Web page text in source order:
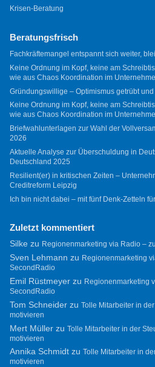
Krisen-Beratung
Beratungsfrisch
Fachkräftemangel entspannt sich weiter,
Keine Ordnung im Kopf, keine am
wie aus Chaos Koordination im
Gründungswillige – Optimismus getrübt
Keine Ordnung im Kopf, keine am
wie aus Chaos Koordination im
Briefwahlunterlagen zur Wahl der
2026
Aktuelle Analyse zur Überschuldung in
Deutschland 2025
Resilient(er) in kritischen Zeiten –
Creditreform Leipzig
Ich bin nicht dabei – mit fünf Denk-Zetteln
Zuletzt kommentiert
Silkezu Regionenmarketing via Radio –
Sven Lehmann zu Regionenmarketing
SecondRadio
Emil Rüstmeyerzu Regionenmarketing
SecondRadio
Tom Schneiderzu Tolle Mitarbeiter in
motivieren
Mert Müllerzu Tolle Mitarbeiter in der
motivieren
Annika Schmidtzu Tolle Mitarbeiter in
motivieren